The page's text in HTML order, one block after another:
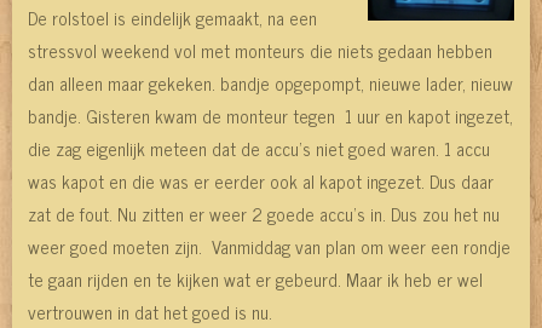
De rolstoel is eindelijk gemaakt, na een
stressvol weekend vol met monteurs die niets gedaan hebben
dan alleen maar gekeken. bandje opgepompt, nieuwe lader, nieuw
bandje. Gisteren kwam de monteur tegen 1 uur en kapot ingezet,
die zag eigenlijk meteen dat de accu's niet goed waren. 1 accu
was kapot en die was er eerder ook al kapot ingezet. Dus daar
zat de fout. Nu zitten er weer 2 goede accu's in. Dus zou het nu
weer goed moeten zijn. Vanmiddag van plan om weer een rondje
te gaan rijden en te kijken wat er gebeurd. Maar ik heb er wel
vertrouwen in dat het goed is nu.